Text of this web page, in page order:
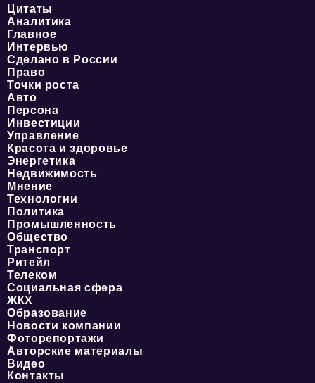
Цитаты
Аналитика
Главное
Интервью
Сделано в России
Право
Точки роста
Авто
Персона
Инвестиции
Управление
Красота и здоровье
Энергетика
Недвижимость
Мнение
Технологии
Политика
Промышленность
Общество
Транспорт
Ритейл
Телеком
Социальная сфера
ЖКХ
Образование
Новости компании
Фоторепортажи
Авторские материалы
Видео
Контакты